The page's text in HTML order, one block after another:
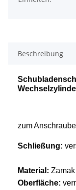
Beschreibung
zum
Schließung:
Material: Zamak
Oberfläche: